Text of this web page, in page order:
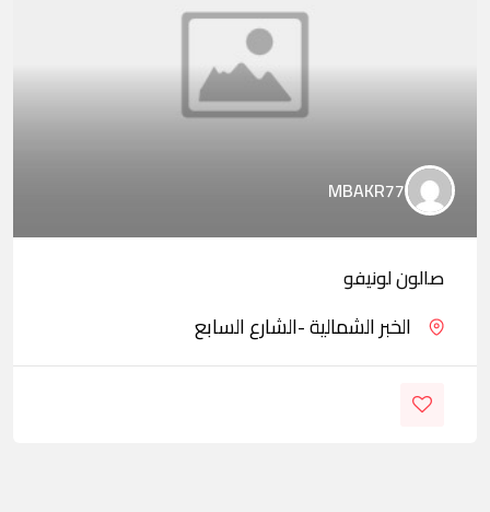
MBAKR77
صالون لونيفو
الخبر الشمالية -الشارع السابع